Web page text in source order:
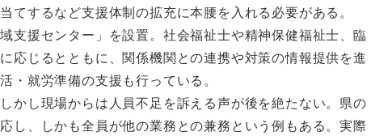
するなど支援体制の拡充に本腰を入れる必要がある。
援センター」を設置。社会福祉士や精神保健福祉士、臨
応じるとともに、関係機関との連携や対策の情報提供を進
就労準備の支援も行っている。
し現場からは人員不足を訴える声が後を絶たない。県の
し、しかも全員が他の業務との兼務という例もある。実際